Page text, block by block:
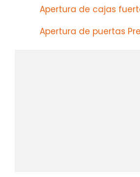
Apertura de cajas
Apertura de puertas